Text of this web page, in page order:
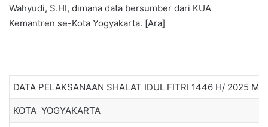
Wahyudi, S.HI, dimana data bersumber dari KUA
Kemantren se-Kota Yogyakarta. [Ara]
DATA PELAKSANAAN SHALAT IDUL FITRI 1446 H/ 2025 M
KOTA YOGYAKARTA